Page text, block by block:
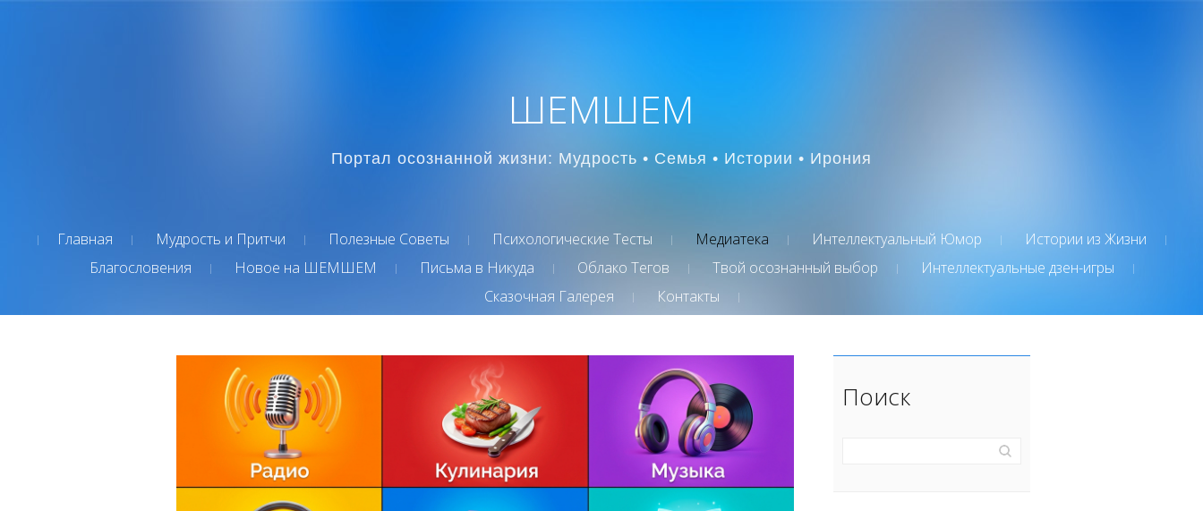
ШЕМШЕМ
Портал осознанной жизни: Мудрость • Семья • Истории • Ирония
Главная Мудрость и Притчи Полезные Советы Психологические Тесты Медиатека Интеллектуальный Юмор
Истории из Жизни
Благословения
Новое на ШЕМШЕМ Письма в Никуда Облако Тегов Твой осознанный выбор
Интеллектуальные дзен-игры
Сказочная Галерея
Контакты
Поиск